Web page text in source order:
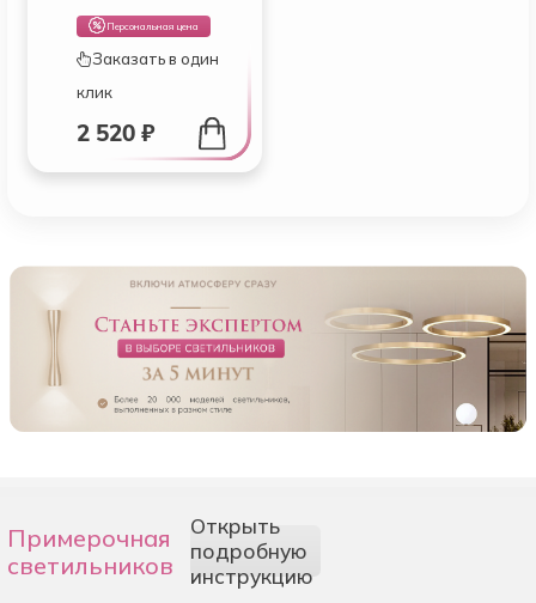
Персональная цена
Заказать в один
клик
2 520 ₽
Примерочная
светильников
Открыть
подробную
инструкцию